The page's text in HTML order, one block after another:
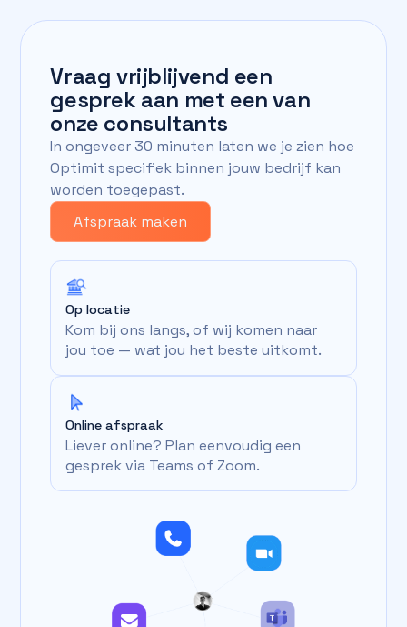
Vraag vrijblijvend een
gesprek aan met een van
onze consultants
In ongeveer 30 minuten laten we je zien hoe
Optimit specifiek binnen jouw bedrijf kan
worden toegepast.
Afspraak maken
Op locatie
Kom bij ons langs, of wij komen naar
jou toe — wat jou het beste uitkomt.
Online afspraak
Liever online? Plan eenvoudig een
gesprek via Teams of Zoom.